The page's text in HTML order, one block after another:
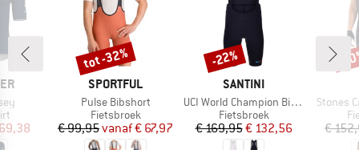
prijs
MERK
SPORTFUL
Artikel
Pulse Bibshort
Productgroep
Fietsbroek
Prijs
€ 99,95 Verlaagde prijs
vanaf€ 67,97
Korting
tot -32%
MERK
SANTINI
Artikel
UCI World Champion Bib Shorts Mondo
Productgroep
Fietsbroek
Prijs
€ 169,95Verlaagde prijs
€ 132,56
Korting
-22%
Artikel
Stones
€
-